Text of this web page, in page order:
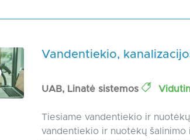
Vandentiekio,
UAB, Linatė sistemos
Tiesiame vandentiekio ir
vandentiekio ir nuotėkų šalinimo